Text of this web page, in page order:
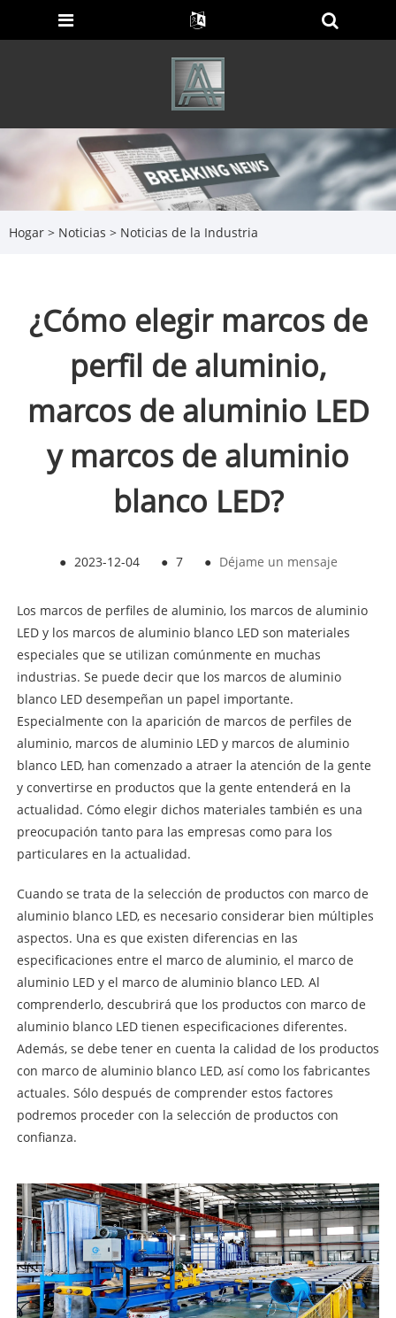
Hogar > Noticias > Noticias de la Industria
¿Cómo elegir marcos de
perfil de aluminio,
marcos de aluminio LED
y marcos de aluminio
blanco LED?
● 2023-12-04 ● 7 ● Déjame un mensaje
Los marcos de perfiles de aluminio, los marcos de aluminio
LED y los marcos de aluminio blanco LED son materiales
especiales que se utilizan comúnmente en muchas
industrias. Se puede decir que los marcos de aluminio
blanco LED desempeñan un papel importante.
Especialmente con la aparición de marcos de perfiles de
aluminio, marcos de aluminio LED y marcos de aluminio
blanco LED, han comenzado a atraer la atención de la gente
y convertirse en productos que la gente entenderá en la
actualidad. Cómo elegir dichos materiales también es una
preocupación tanto para las empresas como para los
particulares en la actualidad.
Cuando se trata de la selección de productos con marco de
aluminio blanco LED, es necesario considerar bien múltiples
aspectos. Una es que existen diferencias en las
especificaciones entre el marco de aluminio, el marco de
aluminio LED y el marco de aluminio blanco LED. Al
comprenderlo, descubrirá que los productos con marco de
aluminio blanco LED tienen especificaciones diferentes.
Además, se debe tener en cuenta la calidad de los productos
con marco de aluminio blanco LED, así como los fabricantes
actuales. Sólo después de comprender estos factores
podremos proceder con la selección de productos con
confianza.